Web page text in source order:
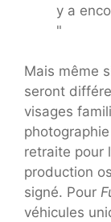
y a
"
Mais même
seront
visages
retraite pour
production
signé. Pour
véhicules